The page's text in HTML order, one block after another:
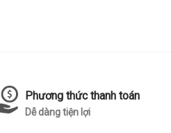
Phương thức thanh toán
Dễ dàng tiện lợi